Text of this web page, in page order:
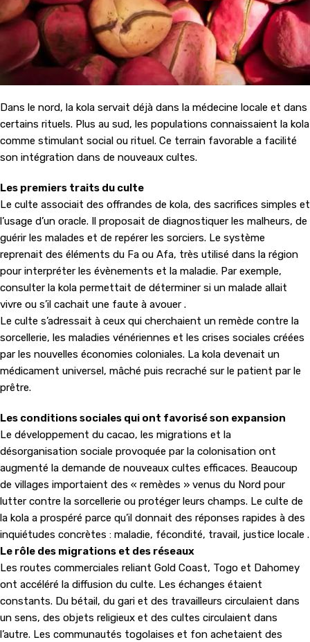
Dans le nord, la kola servait déjà dans la médecine locale et dans
certains rituels. Plus au sud, les populations connaissaient la kola
comme stimulant social ou rituel. Ce terrain favorable a facilité
son intégration dans de nouveaux cultes.
Les premiers traits du culte
Le culte associait des offrandes de kola, des sacrifices simples et
l’usage d’un oracle. Il proposait de diagnostiquer les malheurs, de
guérir les malades et de repérer les sorciers. Le système
reprenait des éléments du Fa ou Afa, très utilisé dans la région
pour interpréter les évènements et la maladie. Par exemple,
consulter la kola permettait de déterminer si un malade allait
vivre ou s’il cachait une faute à avouer .
Le culte s’adressait à ceux qui cherchaient un remède contre la
sorcellerie, les maladies vénériennes et les crises sociales créées
par les nouvelles économies coloniales. La kola devenait un
médicament universel, mâché puis recraché sur le patient par le
prêtre.
Les conditions sociales qui ont favorisé son expansion
Le développement du cacao, les migrations et la
désorganisation sociale provoquée par la colonisation ont
augmenté la demande de nouveaux cultes efficaces. Beaucoup
de villages importaient des « remèdes » venus du Nord pour
lutter contre la sorcellerie ou protéger leurs champs. Le culte de
la kola a prospéré parce qu’il donnait des réponses rapides à des
inquiétudes concrètes : maladie, fécondité, travail, justice locale .
Le rôle des migrations et des réseaux
Les routes commerciales reliant Gold Coast, Togo et Dahomey
ont accéléré la diffusion du culte. Les échanges étaient
constants. Du bétail, du gari et des travailleurs circulaient dans
un sens, des objets religieux et des cultes circulaient dans
l’autre. Les communautés togolaises et fon achetaient des